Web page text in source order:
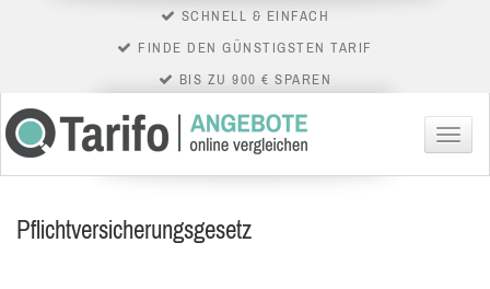
SCHNELL & EINFACH
FINDE DEN GÜNSTIGSTEN TARIF
BIS ZU 900 € SPAREN
Menü
Pflichtversicherungsgesetz